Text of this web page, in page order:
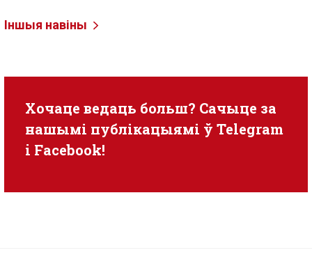
Іншыя навіны
Хочаце ведаць больш? Сачыце за
нашымі публікацыямі ў Telegram
i Facebook!